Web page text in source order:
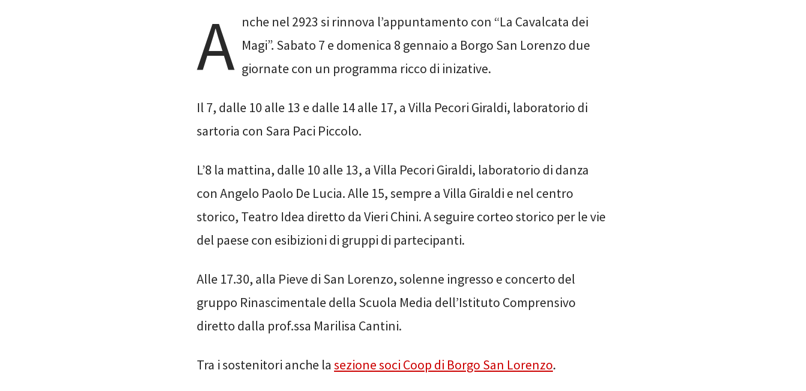
A nche nel 2923 si rinnova l’appuntamento con “La Cavalcata dei
Magi”. Sabato 7 e domenica 8 gennaio a Borgo San Lorenzo due
giornate con un programma ricco di inizative.
Il 7, dalle 10 alle 13 e dalle 14 alle 17, a Villa Pecori Giraldi, laboratorio di
sartoria con Sara Paci Piccolo.
L’8 la mattina, dalle 10 alle 13, a Villa Pecori Giraldi, laboratorio di danza
con Angelo Paolo De Lucia. Alle 15, sempre a Villa Giraldi e nel centro
storico, Teatro Idea diretto da Vieri Chini. A seguire corteo storico per le vie
del paese con esibizioni di gruppi di partecipanti.
Alle 17.30, alla Pieve di San Lorenzo, solenne ingresso e concerto del
gruppo Rinascimentale della Scuola Media dell’Istituto Comprensivo
diretto dalla prof.ssa Marilisa Cantini.
Tra i sostenitori anche la sezione soci Coop di Borgo San Lorenzo.